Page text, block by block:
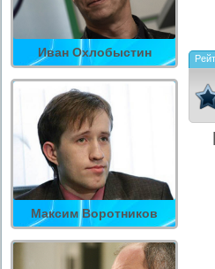
Иван Охлобыстин
Максим Воротников